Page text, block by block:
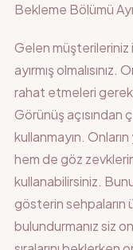
Bekleme Bölümü
Gelen müşterileriniz
ayırmış olmalısınız.
rahat etmeleri
Görünüş açısından
kullanmayın.
hem de göz
kullanabilirsiniz.
gösterin
bulundurmanız siz